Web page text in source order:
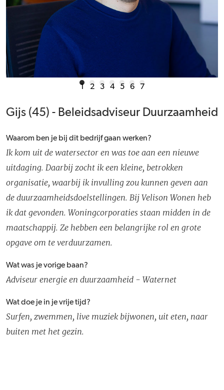
1 2 3 4 5 6 7
Gijs (45) - Beleidsadviseur Duurzaamheid
Waarom ben je bij dit bedrijf gaan werken?
Ik kom uit de watersector en was toe aan een nieuwe
uitdaging. Daarbij zocht ik een kleine, betrokken
organisatie, waarbij ik invulling zou kunnen geven aan
de duurzaamheidsdoelstellingen. Bij Velison Wonen heb
ik dat gevonden. Woningcorporaties staan midden in de
maatschappij. Ze hebben een belangrijke rol en grote
opgave om te verduurzamen.
Wat was je vorige baan?
Adviseur energie en duurzaamheid - Waternet
Wat doe je in je vrije tijd?
Surfen, zwemmen, live muziek bijwonen, uit eten, naar
buiten met het gezin.